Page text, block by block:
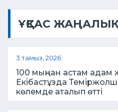
ҰҚСАС ЖАҢАЛЫҚ
3 тамыз, 2026
100 мыңнан астам адам
Екібастұзда
көлемде аталып өтті